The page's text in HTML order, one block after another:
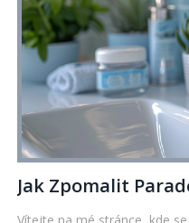
Jak Zpomalit